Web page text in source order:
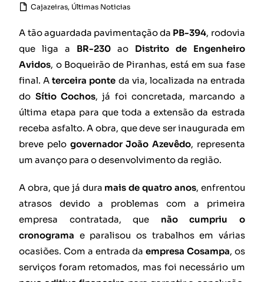
Cajazeiras, Últimas Noticias
A tão aguardada pavimentação da PB-394, rodovia
que liga a BR-230 ao Distrito de Engenheiro
Avidos, o Boqueirão de Piranhas, está em sua fase
final. Aterceira ponte da via, localizada na entrada
do Sítio Cochos, já foi concretada, marcando a
última etapa para que toda a extensão da estrada
receba asfalto. A obra, que deve ser inaugurada em
breve pelo governador João Azevêdo, representa
um avanço para o desenvolvimento da região.
A obra, que já dura mais de quatro anos, enfrentou
atrasos devido a problemas com a primeira
empresa contratada, que não cumpriu o
cronograma e paralisou os trabalhos em várias
ocasiões. Com a entrada daempresa Cosampa, os
serviços foram retomados, mas foi necessário um